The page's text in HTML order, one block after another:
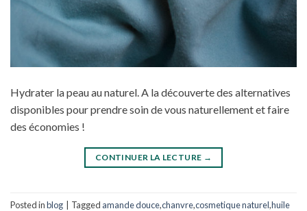
Hydrater la peau au naturel. A la découverte des alternatives
disponibles pour prendre soin de vous naturellement et faire
des économies !
CONTINUER LA LECTURE →
Posted inblog Tagged amande douce,chanvre,cosmetique naturel,huile